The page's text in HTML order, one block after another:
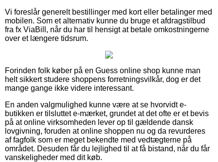
Vi foreslår generelt bestillinger med kort eller betalinger med
mobilen. Som et alternativ kunne du bruge et afdragstilbud
fra fx ViaBill, når du har til hensigt at betale omkostningerne
over et længere tidsrum.
Forinden folk køber på en Guess online shop kunne man
helt sikkert studere shoppens forretningsvilkår, dog er det
mange gange ikke videre interessant.
En anden valgmulighed kunne være at se hvorvidt e-
butikken er tilsluttet e-mærket, grundet at det ofte er et bevis
på at online virksomheden lever op til gældende dansk
lovgivning, foruden at online shoppen nu og da revurderes
af fagfolk som er meget bekendte med vedtægterne på
området. Desuden får du lejlighed til at få bistand, når du får
vanskeligheder med dit køb.